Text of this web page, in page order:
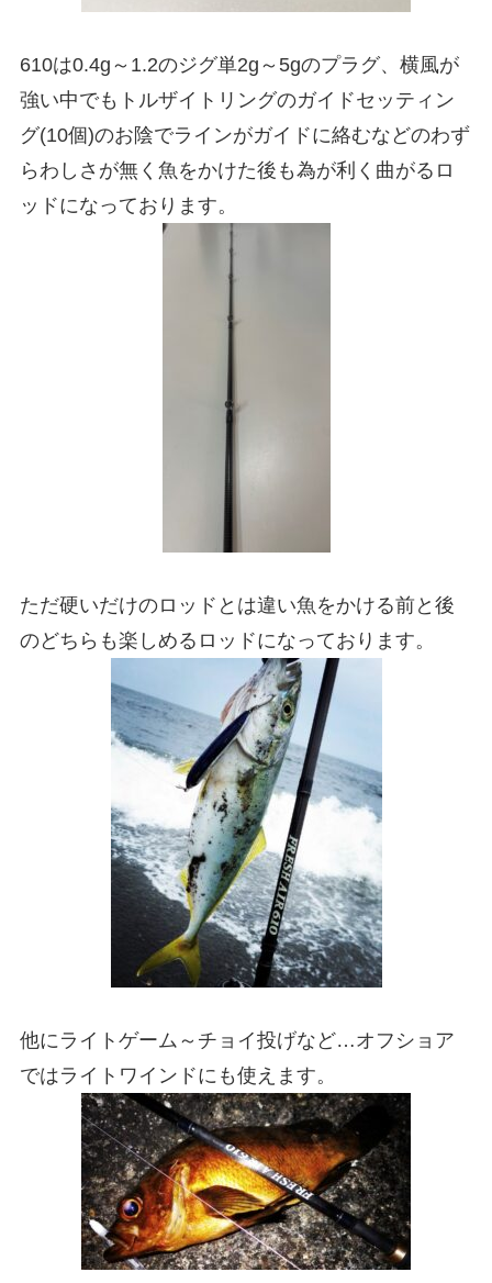
610は0.4g～1.2のジグ単2g～5gのプラグ、横風が
強い中でもトルザイトリングのガイドセッティン
グ(10個)のお陰でラインがガイドに絡むなどのわず
らわしさが無く魚をかけた後も為が利く曲がるロ
ッドになっております。
ただ硬いだけのロッドとは違い魚をかける前と後
のどちらも楽しめるロッドになっております。
他にライトゲーム～チョイ投げなど…オフショア
ではライトワインドにも使えます。